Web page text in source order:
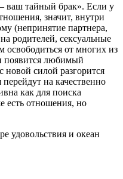
ваш тайный брак». Если у
значит, внутри
(непринятие партнера,
родителей, сексуальные
освободиться от многих из
появится любимый
новой силой разгорится
на качественно
как для поиска
есть отношения, но
удовольствия и океан